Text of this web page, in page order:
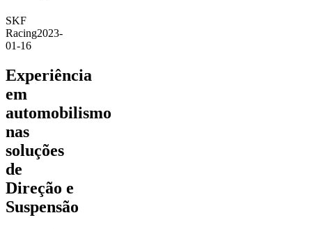
SKF
Racing2023-
01-16
Experiência
em
automobilismo
nas
soluções
de
Direção e
Suspensão